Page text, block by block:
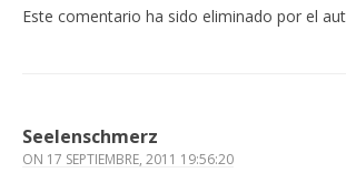
Este comentario ha sido eliminado por el
Seelenschmerz
ON 17 SEPTIEMBRE, 2011 19:56:20